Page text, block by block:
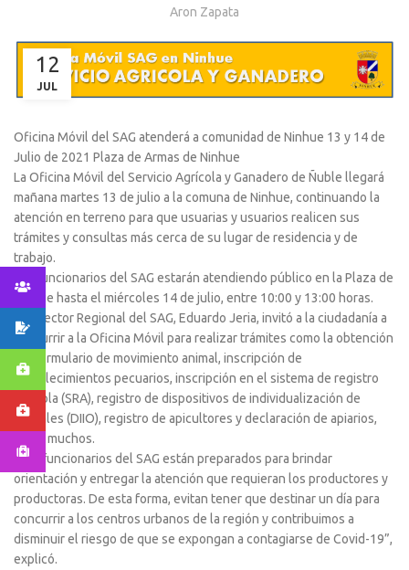
Aron Zapata
12
JUL
Oficina Móvil del SAG atenderá a comunidad de Ninhue 13 y 14 de
Julio de 2021 Plaza de Armas de Ninhue
La Oficina Móvil del Servicio Agrícola y Ganadero de Ñuble llegará
mañana martes 13 de julio a la comuna de Ninhue, continuando la
atención en terreno para que usuarias y usuarios realicen sus
trámites y consultas más cerca de su lugar de residencia y de
trabajo.
Los funcionarios del SAG estarán atendiendo público en la Plaza de
Ninhue hasta el miércoles 14 de julio, entre 10:00 y 13:00 horas.
El Director Regional del SAG, Eduardo Jeria, invitó a la ciudadanía a
concurrir a la Oficina Móvil para realizar trámites como la obtención
del formulario de movimiento animal, inscripción de
establecimientos pecuarios, inscripción en el sistema de registro
agrícola (SRA), registro de dispositivos de individualización de
animales (DIIO), registro de apicultores y declaración de apiarios,
entre muchos.
“Los funcionarios del SAG están preparados para brindar
orientación y entregar la atención que requieran los productores y
productoras. De esta forma, evitan tener que destinar un día para
concurrir a los centros urbanos de la región y contribuimos a
disminuir el riesgo de que se expongan a contagiarse de Covid-19”,
explicó.